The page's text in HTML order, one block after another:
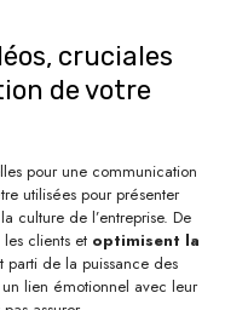
cruciales
de votre
pour une communication
utilisées pour présenter
culture de l’entreprise. De
clients etoptimisent la
parti de la puissance des
lien émotionnel avec leur